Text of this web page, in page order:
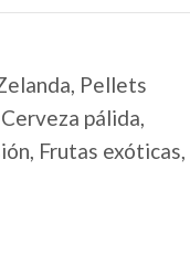
, Pellets
Cerveza pálida,
, Frutas exóticas,